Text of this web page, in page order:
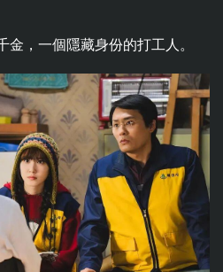
，一個隱藏身份的打工人。